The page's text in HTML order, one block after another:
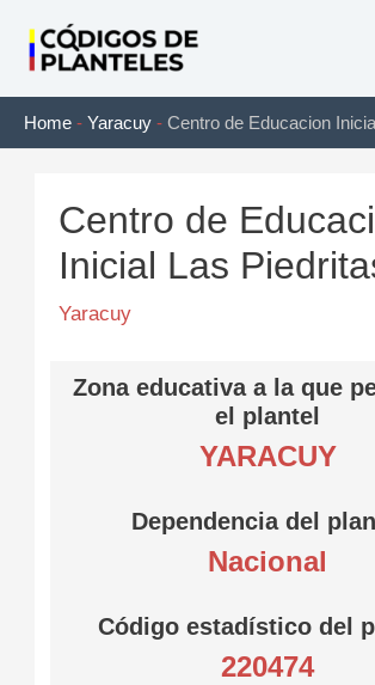
contenido
Home - Yaracuy - Centro de Educacion
Centro de
Inicial Las
Yaracuy
Zona educativa a la que
el plantel
YARACUY
Dependencia del
Nacional
Código estadístico del
220474